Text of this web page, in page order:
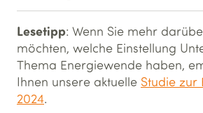
Lesetipp: Wenn Sie mehr
möchten, welche Einstellung
Thema Energiewende haben,
Ihnen unsere aktuelle Studie zur
2024.